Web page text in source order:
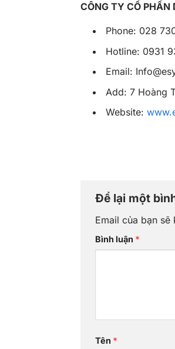
CÔNG TY CỔ PHẦN
Phone: 028
Hotline: 0931
Email:
Add: 7 Hoàng
Website:
Để lại một
Email của bạn
Bình luận *
Tên *